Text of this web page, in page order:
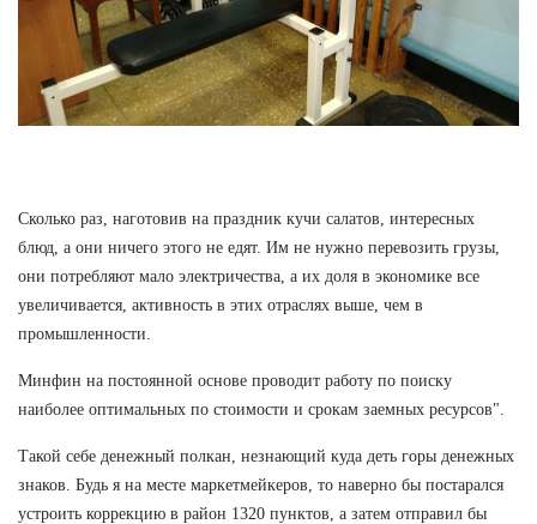
Сколько раз, наготовив на праздник кучи салатов, интересных
блюд, а они ничего этого не едят. Им не нужно перевозить грузы,
они потребляют мало электричества, а их доля в экономике все
увеличивается, активность в этих отраслях выше, чем в
промышленности.
Минфин на постоянной основе проводит работу по поиску
наиболее оптимальных по стоимости и срокам заемных ресурсов".
Такой себе денежный полкан, незнающий куда деть горы денежных
знаков. Будь я на месте маркетмейкеров, то наверно бы постарался
устроить коррекцию в район 1320 пунктов, а затем отправил бы